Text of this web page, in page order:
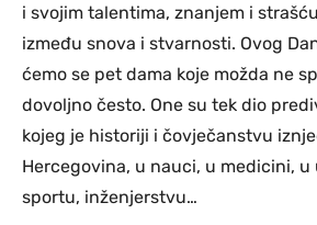
i svojim talentima, znanjem i
između snova i stvarnosti. Ovog
ćemo se pet dama koje možda ne
dovoljno često. One su tek dio
kojeg je historiji i čovječanstvu
Hercegovina, u nauci, u medicini,
sportu, inženjerstvu…